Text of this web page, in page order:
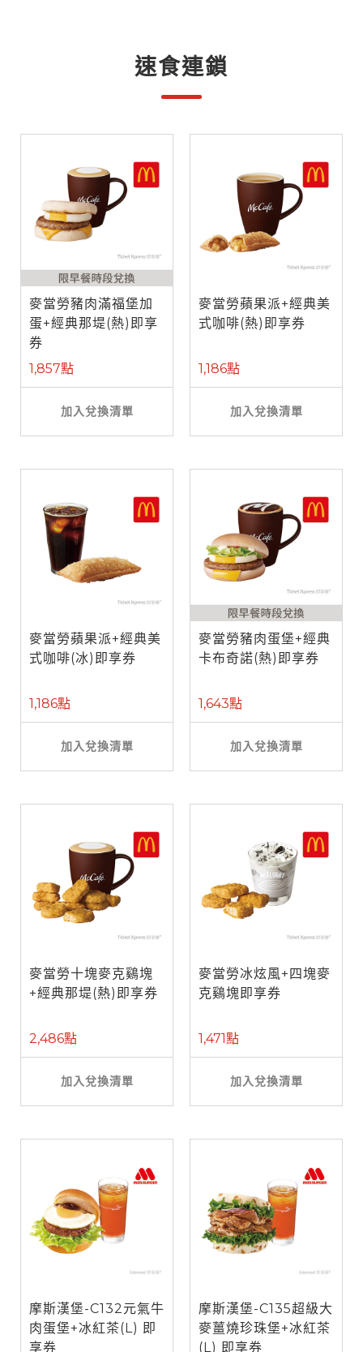
速食連鎖
麥當勞豬肉滿福堡加
蛋+經典那堤(熱)即享
券
1,857點
加入兌換清單
麥當勞蘋果派+經典美
式咖啡(熱)即享券
1,186點
加入兌換清單
麥當勞蘋果派+經典美
式咖啡(冰)即享券
1,186點
加入兌換清單
麥當勞豬肉蛋堡+經典
卡布奇諾(熱)即享券
1,643點
加入兌換清單
麥當勞十塊麥克鷄塊
+經典那堤(熱)即享券
2,486點
加入兌換清單
麥當勞冰炫風+四塊麥
克鷄塊即享券
1,471點
加入兌換清單
摩斯漢堡-C132元氣牛
肉蛋堡+冰紅茶(L) 即
享券
摩斯漢堡-C135超級大
麥薑燒珍珠堡+冰紅茶
(L) 即享券